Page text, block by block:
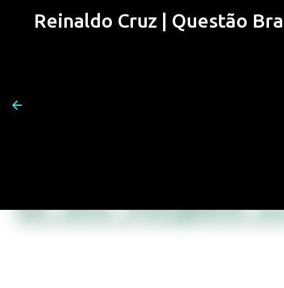
Reinaldo Cruz | Questão